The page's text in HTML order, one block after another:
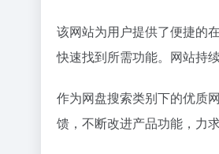
该网站为用户提供了便捷的
快速找到所需功能。网站持
作为网盘搜索类别下的优质
馈，不断改进产品功能，力